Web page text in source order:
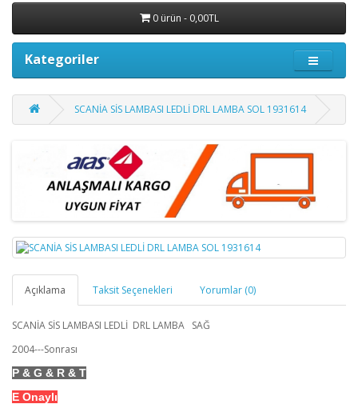
0 ürün - 0,00TL
Kategoriler
SCANİA SİS LAMBASI LEDLİ DRL LAMBA SOL 1931614
Açıklama Taksit Seçenekleri Yorumlar (0)
SCANİA SİS LAMBASI LEDLİ DRL LAMBA SAĞ
2004---Sonrası
P & G & R & T
E Onaylı